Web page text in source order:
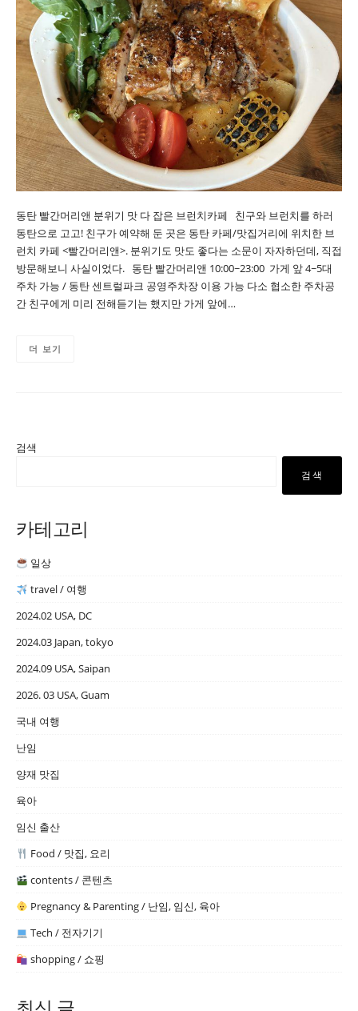
동탄 빨간머리앤 분위기 맛 다 잡은 브런치카페 친구와 브런치를 하러
동탄으로 고고! 친구가 예약해 둔 곳은 동탄 카페/맛집거리에 위치한 브
런치 카페 <빨간머리앤>. 분위기도 맛도 좋다는 소문이 자자하던데, 직접
방문해보니 사실이었다. 동탄 빨간머리앤 10:00~23:00 가게 앞 4~5대
주차 가능 / 동탄 센트럴파크 공영주차장 이용 가능 다소 협소한 주차공
간 친구에게 미리 전해듣기는 했지만 가게 앞에…
더 보기
검색
검색
카테고리
일상
travel / 여행
2024.02 USA, DC
2024.03 Japan, tokyo
2024.09 USA, Saipan
2026. 03 USA, Guam
국내 여행
난임
양재 맛집
육아
임신 출산
Food / 맛집, 요리
contents / 콘텐츠
Pregnancy & Parenting / 난임, 임신, 육아
Tech / 전자기기
shopping / 쇼핑